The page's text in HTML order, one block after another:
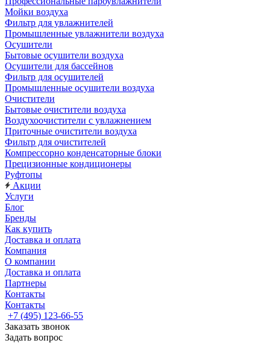
Мойки воздуха
Фильтр для увлажнителей
Промышленные увлажнители воздуха
Осушители
Бытовые осушители воздуха
Осушители для бассейнов
Фильтр для осушителей
Промышленные осушители воздуха
Очистители
Бытовые очистители воздуха
Воздухоочистители с увлажнением
Приточные очистители воздуха
Фильтр для очистителей
Компрессорно конденсаторные блоки
Прецизионные кондиционеры
Руфтопы
Акции
Услуги
Блог
Бренды
Как купить
Доставка и оплата
Компания
О компании
Доставка и оплата
Партнеры
Контакты
Контакты
+7 (495) 123-66-55
Заказать звонок
Задать вопрос